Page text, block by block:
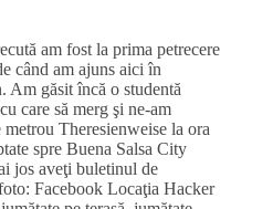
am fost la prima petrecere
când am ajuns aici în
Am găsit încă o studentă
care să merg şi ne-am
Theresienweise la ora
spre Buena Salsa City
jos aveţi buletinul de
Facebook Locaţia Hacker